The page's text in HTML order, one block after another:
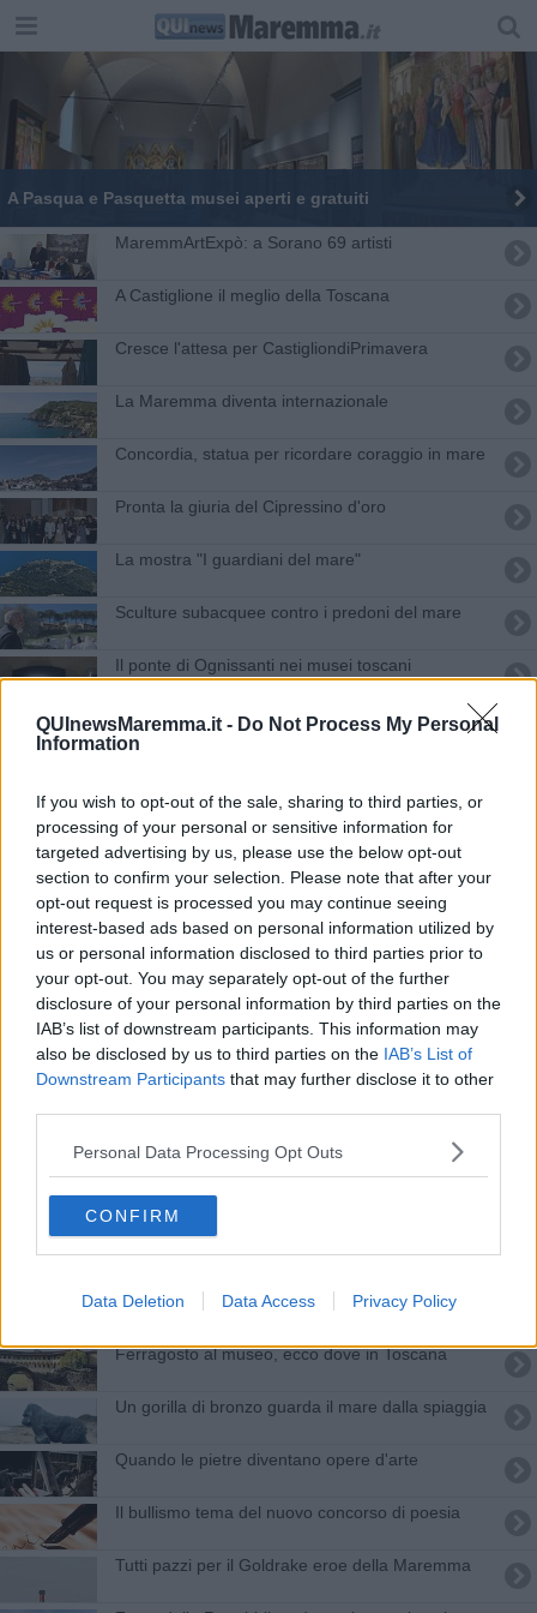
QUInewsMaremma.it - Do Not Process My Personal
Information
If you wish to opt-out of the sale, sharing to third parties, or
processing of your personal or sensitive information for
targeted advertising by us, please use the below opt-out
section to confirm your selection. Please note that after your
opt-out request is processed you may continue seeing
interest-based ads based on personal information utilized by
us or personal information disclosed to third parties prior to
your opt-out. You may separately opt-out of the further
disclosure of your personal information by third parties on the
IAB’s list of downstream participants. This information may
also be disclosed by us to third parties on the IAB’s List of
Downstream Participants that may further disclose it to other
Personal Data Processing Opt Outs
CONFIRM
Data Deletion Data Access Privacy Policy
A Pasqua e Pasquetta musei aperti e gratuiti
MaremmArtExpò: a Sorano 69 artisti
A Castiglione il meglio della Toscana
Cresce l'attesa per CastigliondiPrimavera
La Maremma diventa internazionale
Concordia, statua per ricordare coraggio in mare
Pronta la giuria del Cipressino d'oro
La mostra "I guardiani del mare"
Sculture subacquee contro i predoni del mare
Il ponte di Ognissanti nei musei toscani
Il Giardino dei Tarocchi uno dei parchi più belli
#Festambiente14
Quando il trekking si sposta in paese
Il futuro dei giovani ispira il concorso di poesia
A Rispescia le sculture di Sergio Cimbali
Due milioni di euro per musei e sistemi museali
Le sagre attente all'ambiente
Giornate Fai, alla scoperta della bellezza
mondo
Laura Panoni vestirà i panni di Mea
Premio nazionale di poesia il “Cipressino d'oro”
Ferragosto al museo, ecco dove in Toscana
Un gorilla di bronzo guarda il mare dalla spiaggia
Quando le pietre diventano opere d'arte
Il bullismo tema del nuovo concorso di poesia
Tutti pazzi per il Goldrake eroe della Maremma